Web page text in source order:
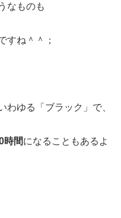
なものも
すね＾＾；
わゆる「ブラック」で、
時間になることもあるよ